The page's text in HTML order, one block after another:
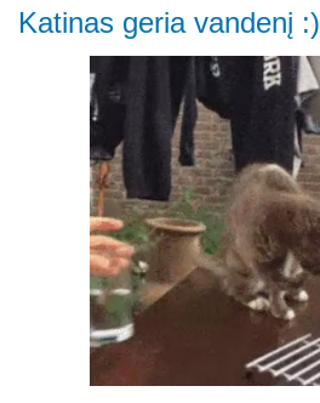
Katinas geria vandenį :)